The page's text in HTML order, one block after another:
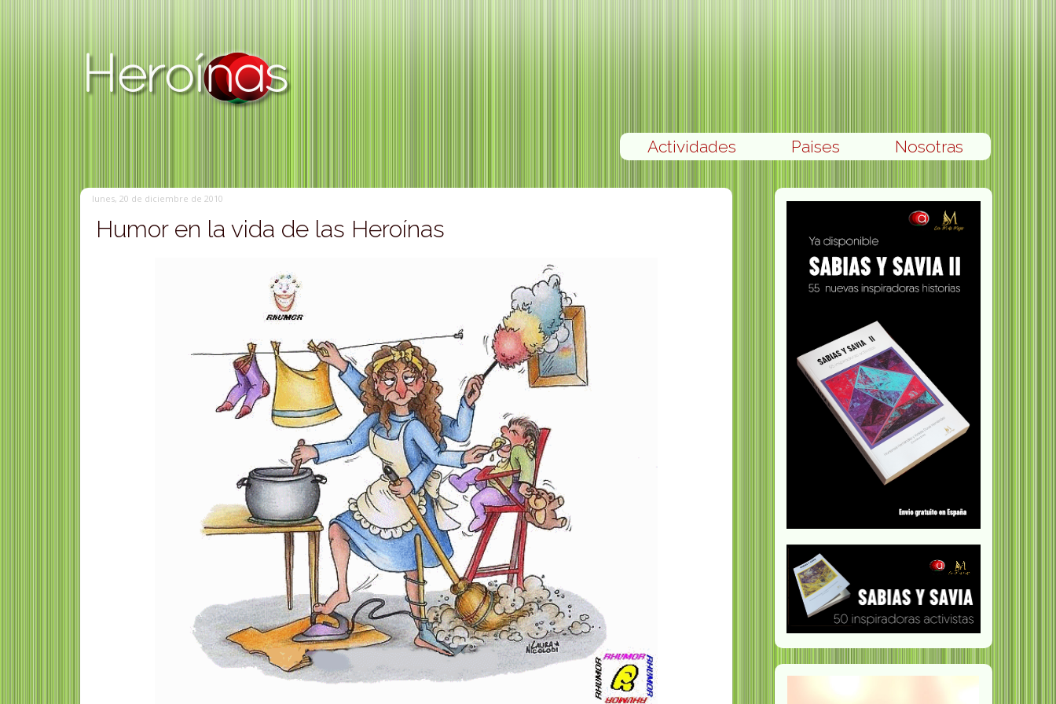
Nosotras
Paises
Actividades
lunes, 20 de diciembre de 2010
Humor en la vida de las Heroínas